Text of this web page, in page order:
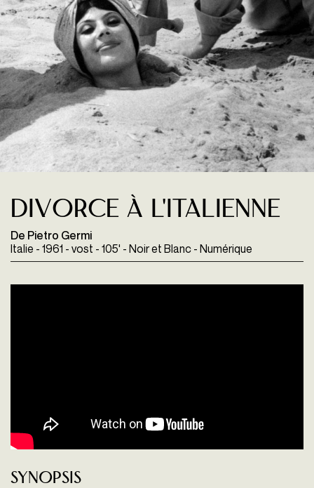
Divorce à l'Italienne
De Pietro Germi
Italie - 1961 - vost - 105' - Noir et Blanc - Numérique
Synopsis